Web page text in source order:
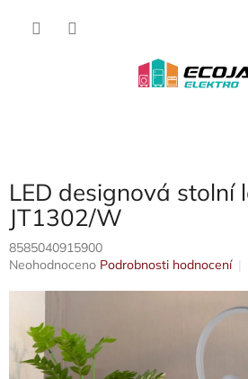
LED designová
JT1302/W
8585040915900
Průměrné
Neohodnoceno Podrobnosti hodnocení